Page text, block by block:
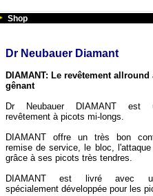
Shop
Dr Neubauer Diamant
DIAMANT: Le revêtement allround
gênant
Dr Neubauer DIAMANT est
revêtement à picots mi-longs.
DIAMANT offre un très bon
remise de service, le bloc,
grâce à ses picots très tendres.
DIAMANT est livré avec
spécialement développée pour les